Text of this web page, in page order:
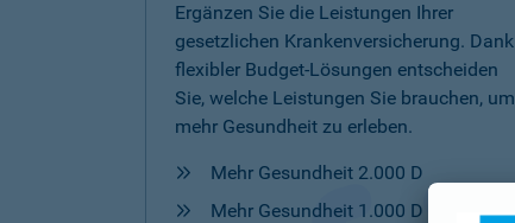
Ergänzen Sie die Leistungen Ihrer
gesetzlichen Krankenversicherung. Dank
flexibler Budget-Lösungen entscheiden
Sie, welche Leistungen Sie brauchen, um
mehr Gesundheit zu erleben.
Mehr Gesundheit 2.000 D
Mehr Gesundheit 1.000 D